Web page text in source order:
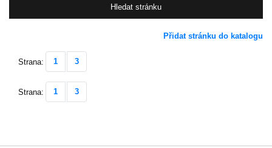
Přidat stránku do katalogu
Strana: 1 3
Strana: 1 3